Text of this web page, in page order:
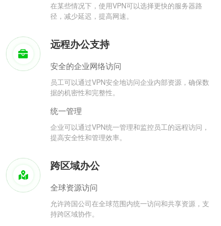
在某些情况下，使用VPN可以选择更快的服务器路
径，减少延迟，提高网速。
远程办公支持
安全的企业网络访问
员工可以通过VPN安全地访问企业内部资源，确保数
据的机密性和完整性。
统一管理
企业可以通过VPN统一管理和监控员工的远程访问，
提高安全性和管理效率。
跨区域办公
全球资源访问
允许跨国公司在全球范围内统一访问和共享资源，支
持跨区域协作。